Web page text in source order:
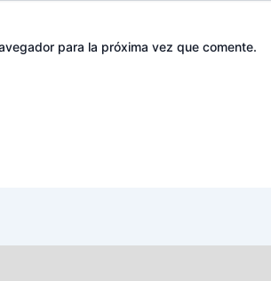
para la próxima vez que comente.